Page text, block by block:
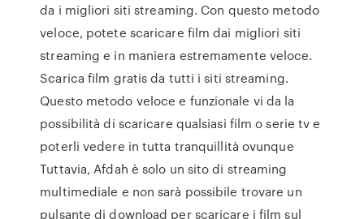
da i migliori siti streaming. Con questo metodo
veloce, potete scaricare film dai migliori siti
streaming e in maniera estremamente veloce.
Scarica film gratis da tutti i siti streaming.
Questo metodo veloce e funzionale vi da la
possibilità di scaricare qualsiasi film o serie tv e
poterli vedere in tutta tranquillità ovunque
Tuttavia, Afdah è solo un sito di streaming
multimediale e non sarà possibile trovare un
pulsante di download per scaricare i film sul